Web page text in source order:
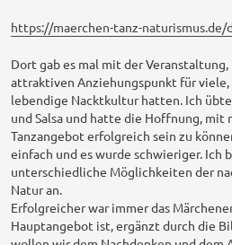
t
r
g
https://maerchen-tanz-naturismus.de/
Dort gab es mal mit der
attraktiven Anziehungspunkt für viele,
lebendige Nacktkultur hatten. Ich
und Salsa und hatte die Hoffnung, mit
Tanzangebot erfolgreich sein zu
einfach und es wurde schwieriger. Ich
unterschiedliche Möglichkeiten der
Natur an.
Erfolgreicher war immer das
Hauptangebot ist, ergänzt durch die